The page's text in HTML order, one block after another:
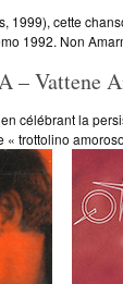
1999), cette
1992. Non
– Vattene
célébrant la
trottolino